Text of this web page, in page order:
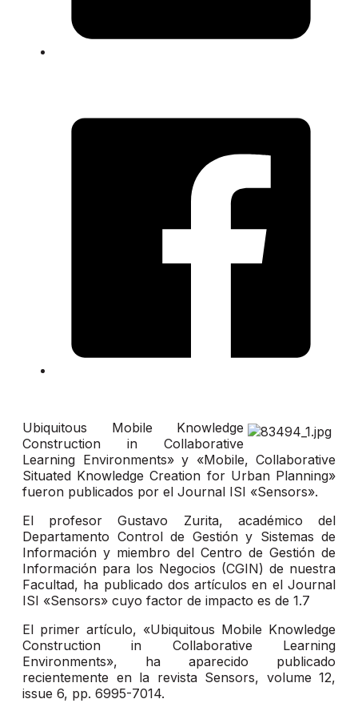
Ubiquitous Mobile Knowledge
Construction in Collaborative
Learning Environments» y «Mobile, Collaborative
Situated Knowledge Creation for Urban Planning»
fueron publicados por el Journal ISI «Sensors».
El profesor Gustavo Zurita, académico del
Departamento Control de Gestión y Sistemas de
Información y miembro del Centro de Gestión de
Información para los Negocios (CGIN) de nuestra
Facultad, ha publicado dos artículos en el Journal
ISI «Sensors» cuyo factor de impacto es de 1.7
El primer artículo, «Ubiquitous Mobile Knowledge
Construction in Collaborative Learning
Environments», ha aparecido publicado
recientemente en la revista Sensors, volume 12,
issue 6, pp. 6995-7014.